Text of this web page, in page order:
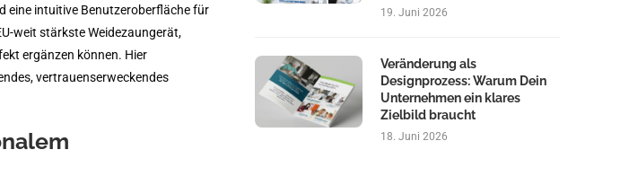
eine intuitive Benutzeroberfläche für
weit stärkste Weidezaungerät,
ergänzen können. Hier
vertrauenserweckendes
19. Juni 2026
Veränderung als
Designprozess: Warum Dein
Unternehmen ein klares
Zielbild braucht
18. Juni 2026